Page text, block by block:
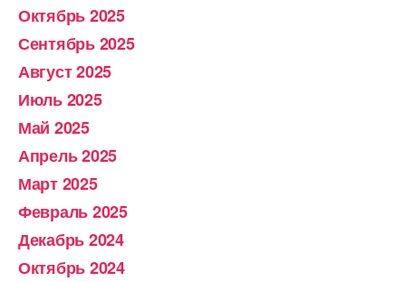
Октябрь 2025
Сентябрь 2025
Август 2025
Июль 2025
Май 2025
Апрель 2025
Март 2025
Февраль 2025
Декабрь 2024
Октябрь 2024